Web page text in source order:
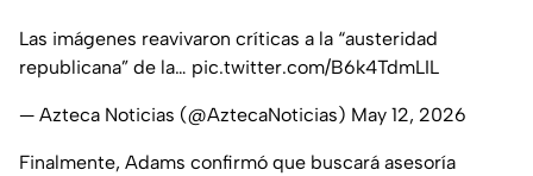
Las imágenes reavivaron críticas a la “austeridad
republicana” de la… pic.twitter.com/B6k4TdmLIL
— Azteca Noticias (@AztecaNoticias) May 12, 2026
Finalmente, Adams confirmó que buscará asesoría